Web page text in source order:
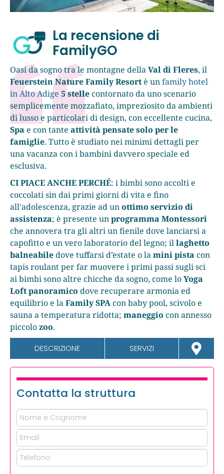
La recensione di
FamilyGO
Oasi da sogno tra le montagne dellaVal di Fleres, il
Feuerstein Nature Family Resortè unfamily hotel
in Alto Adige 5 stellecontornato da uno scenario
semplicemente mozzafiato, impreziosito da ambienti
di lusso e particolari di design, con eccellente cucina,
Spa e con tante attività pensate solo per le
famiglie. Tutto è studiato nei minimi dettagli per
una vacanza con i bambini davvero speciale ed
esclusiva.
CI PIACE ANCHE PERCHÉ: i bimbi sono accolti e
coccolati sin dai primi giorni di vita e fino
all'adolescenza, grazie ad unottimo servizio di
assistenza; è presente unprogramma Montessori
che annovera tra gli altri un fienile dove lanciarsi a
capofitto e un vero laboratorio del legno; illaghetto
balneabiledove tuffarsi d’estate o lamini pista con
tapis roulant per far muovere i primi passi sugli sci
ai bimbi sono altre chicche da sogno, come loYoga
Loft panoramico dove recuperare armonia ed
equilibrio e laFamily SPAcon baby pool, scivolo e
sauna a temperatura ridotta; maneggio con annesso
piccolozoo.
DESCRIZIONE SERVIZI
Contatta la struttura